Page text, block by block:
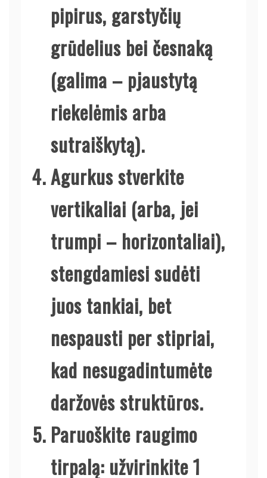
pipirus, garstyčių
grūdelius bei česnaką
(galima – pjaustytą
riekelėmis arba
sutraiškytą).
Agurkus stverkite
vertikaliai (arba, jei
trumpi – horizontaliai),
stengdamiesi sudėti
juos tankiai, bet
nespausti per stipriai,
kad nesugadintumėte
daržovės struktūros.
Paruoškite raugimo
tirpalą: užvirinkite 1